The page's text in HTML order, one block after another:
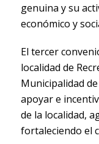
genuina y su
económico y
El tercer
localidad de
Municipalidad
apoyar e
de la localidad,
fortaleciendo el